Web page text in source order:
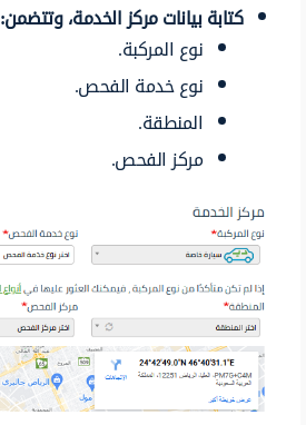
كتابة بيانات مركز الخدمة، وتتضمن:
نوع المركبة.
نوع خدمة الفحص.
المنطقة.
مركز الفحص.